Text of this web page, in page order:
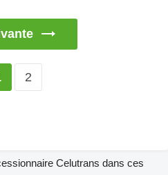
2
Celutrans dans ces